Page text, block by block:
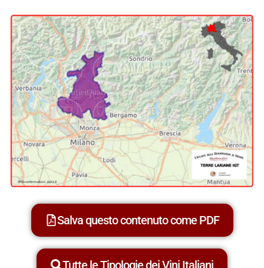
Salva questo contenuto come PDF
Tutte le Tipologie dei Vini Italiani